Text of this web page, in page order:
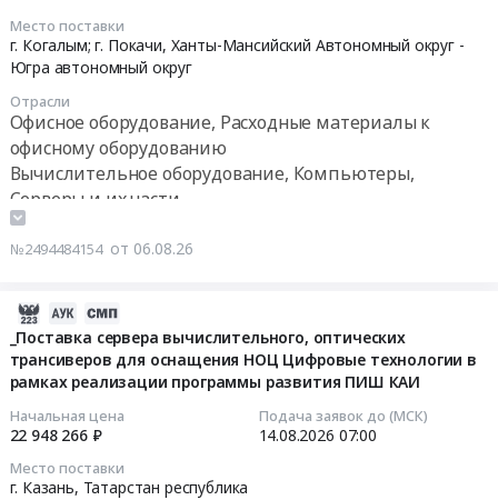
Место поставки
г. Когалым; г. Покачи, Ханты-Мансийский Автономный округ -
Югра автономный округ
Отрасли
Офисное оборудование, Расходные материалы к
офисному оборудованию
Вычислительное оборудование, Компьютеры,
Серверы и их части
№2494484154 от 06.08.26
_Поставка сервера вычислительного, оптических
трансиверов для оснащения НОЦ Цифровые технологии в
рамках реализации программы развития ПИШ КАИ
Начальная цена
22 948 266 ₽
Подача заявок до (МСК)
14.08.2026 07:00
Место поставки
г. Казань, Татарстан республика